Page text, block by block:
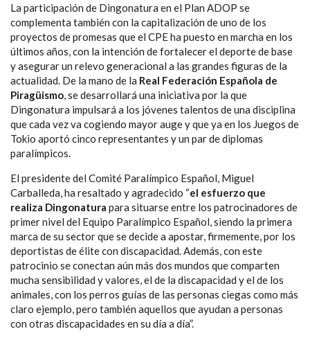
La participación de Dingonatura en el Plan ADOP se
complementa también con la capitalización de uno de los
proyectos de promesas que el CPE ha puesto en marcha en los
últimos años, con la intención de fortalecer el deporte de base
y asegurar un relevo generacional a las grandes figuras de la
actualidad. De la mano de la Real Federación Española de
Piragüismo, se desarrollará una iniciativa por la que
Dingonatura impulsará a los jóvenes talentos de una disciplina
que cada vez va cogiendo mayor auge y que ya en los Juegos de
Tokio aportó cinco representantes y un par de diplomas
paralímpicos.
El presidente del Comité Paralímpico Español, Miguel
Carballeda, ha resaltado y agradecido “el esfuerzo que
realiza Dingonatura para situarse entre los patrocinadores de
primer nivel del Equipo Paralímpico Español, siendo la primera
marca de su sector que se decide a apostar, firmemente, por los
deportistas de élite con discapacidad. Además, con este
patrocinio se conectan aún más dos mundos que comparten
mucha sensibilidad y valores, el de la discapacidad y el de los
animales, con los perros guías de las personas ciegas como más
claro ejemplo, pero también aquellos que ayudan a personas
con otras discapacidades en su día a día”.